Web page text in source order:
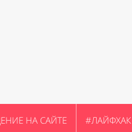
НА САЙТЕ #ЛАЙФХАК